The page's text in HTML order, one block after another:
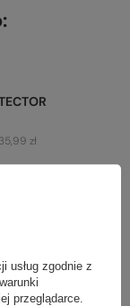
35,99 zł
usług zgodnie z
przeglądarce.